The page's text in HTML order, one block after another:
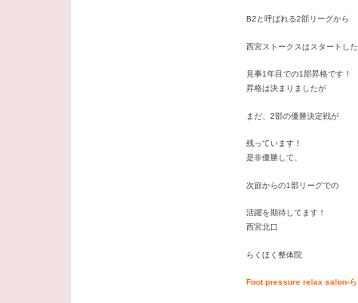
B2と呼ばれる2部リーグから
西宮ストークスはスタートし
見事1年目での1部昇格です！
昇格は決まりましたが
まだ、2部の優勝決定戦が
残っています！
是非優勝して、
次節からの1部リーグでの
活躍を期待してます！
西宮北口
らくほく整体院
Foot pressure relax salon-